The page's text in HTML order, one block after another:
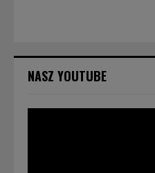
NASZ YOUTUBE